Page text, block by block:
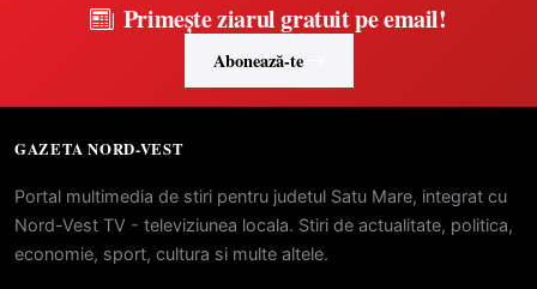
Primește ziarul gratuit pe email!
Abonează-te
GAZETA NORD-VEST
Portal multimedia de stiri pentru judetul Satu Mare, integrat cu
Nord-Vest TV - televiziunea locala. Stiri de actualitate, politica,
economie, sport, cultura si multe altele.